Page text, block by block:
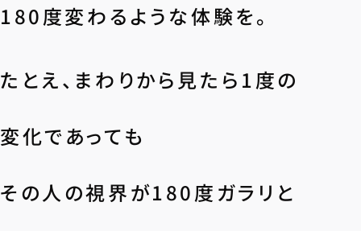
180度変わるような体験を。
たとえ、まわりから見たら1度の
変化であっても
その人の視界が180度ガラリと